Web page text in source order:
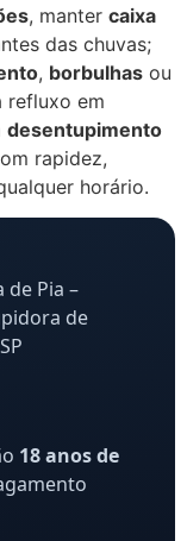
, manter caixa
das chuvas;
, borbulhas ou
refluxo em
desentupimento
rapidez,
horário.
Pia –
de
18 anos de